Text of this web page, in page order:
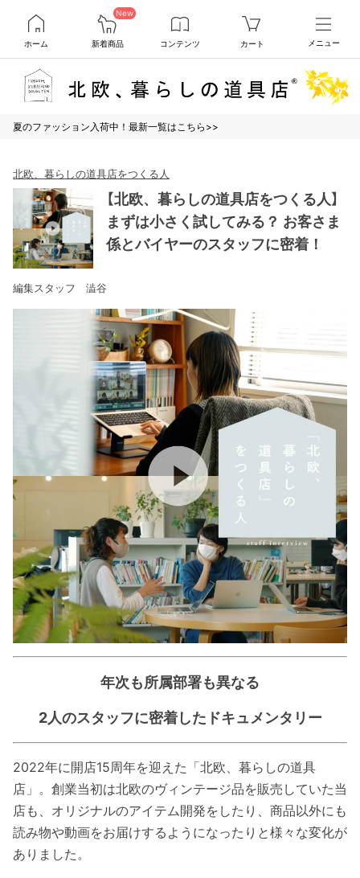
ホーム
New
新着商品 コンテンツ カート メニュー
夏のファッション入荷中！最新一覧はこちら>>
北欧、暮らしの道具店をつくる人
【北欧、暮らしの道具店をつくる人】
まずは小さく試してみる？ お客さま
係とバイヤーのスタッフに密着！
編集スタッフ 澁谷
年次も所属部署も異なる
2人のスタッフに密着したドキュメンタリー
2022年に開店15周年を迎えた「北欧、暮らしの道具
店」。創業当初は北欧のヴィンテージ品を販売していた当
店も、オリジナルのアイテム開発をしたり、商品以外にも
読み物や動画をお届けするようになったりと様々な変化が
ありました。